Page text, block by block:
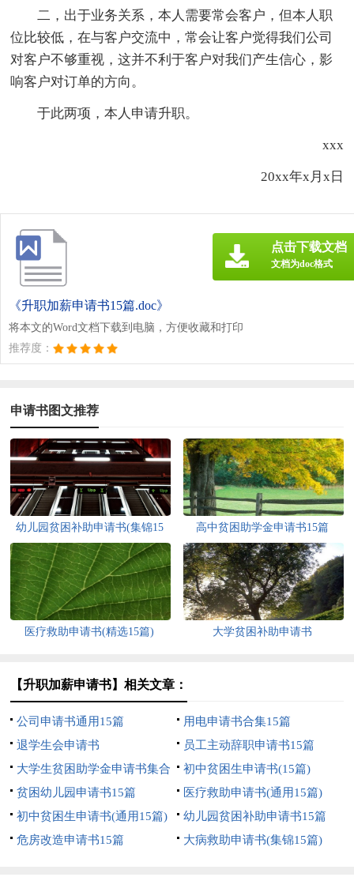
二，出于业务关系，本人需要常会客户，但本人职
位比较低，在与客户交流中，常会让客户觉得我们公司
对客户不够重视，这并不利于客户对我们产生信心，影
响客户对订单的方向。
于此两项，本人申请升职。
xxx
20xx年x月x日
《升职加薪申请书15篇.doc》
将本文的Word文档下载到电脑，方便收藏和打印
推荐度：
点击下载文档
文档为doc格式
申请书图文推荐
幼儿园贫困补助申请书(集锦15
篇)
高中贫困助学金申请书15篇
医疗救助申请书(精选15篇) 大学贫困补助申请书
【升职加薪申请书】相关文章：
公司申请书通用15篇
用电申请书合集15篇
退学生会申请书
员工主动辞职申请书15篇
大学生贫困助学金申请书集合
15篇
初中贫困生申请书(15篇)
贫困幼儿园申请书15篇
医疗救助申请书(通用15篇)
初中贫困生申请书(通用15篇)
幼儿园贫困补助申请书15篇
危房改造申请书15篇
大病救助申请书(集锦15篇)